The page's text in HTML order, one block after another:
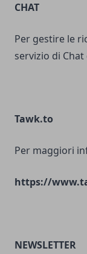
CHAT
Per gestire le
servizio di Chat
Tawk.to
Per maggiori
https://
NEWSLETTER